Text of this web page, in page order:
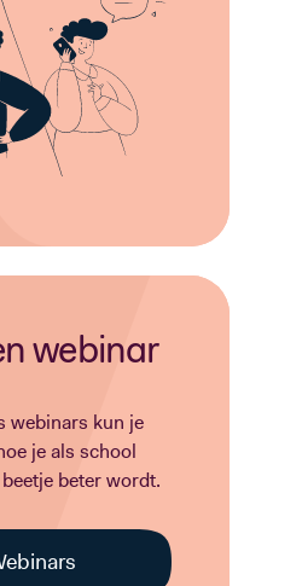
webinar
webinars kun je
je als school
beter wordt.